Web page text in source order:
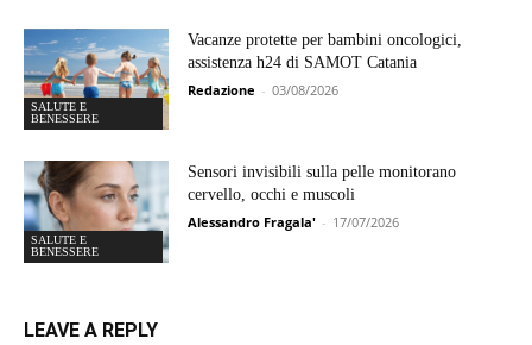
SALUTE E
BENESSERE
Vacanze protette per bambini oncologici,
assistenza h24 di SAMOT Catania
Redazione - 03/08/2026
SALUTE E
BENESSERE
Sensori invisibili sulla pelle monitorano
cervello, occhi e muscoli
Alessandro Fragala' - 17/07/2026
LEAVE A REPLY